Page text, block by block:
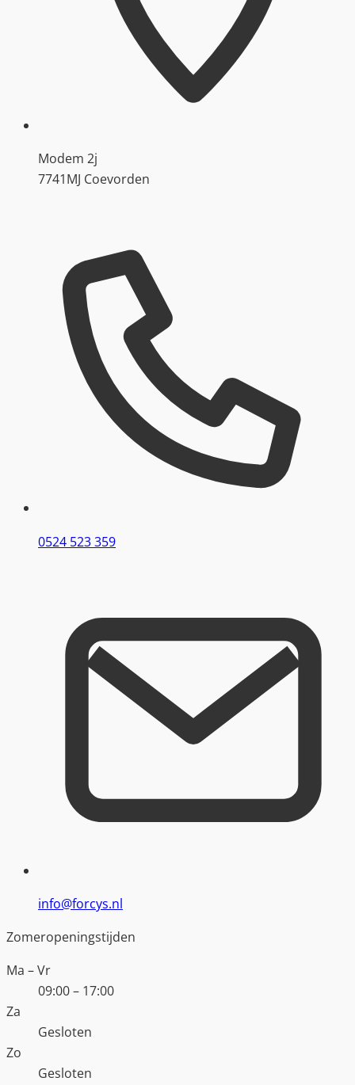
Modem 2j
7741MJ Coevorden
0524 523 359
info@forcys.nl
Zomeropeningstijden
Ma – Vr
09:00 – 17:00
Za
Gesloten
Zo
Gesloten